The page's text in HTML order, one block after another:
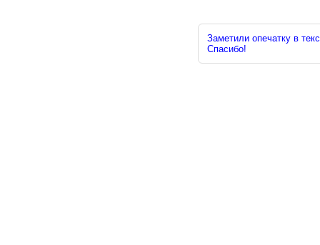
Заметили опечатку в
Спасибо!